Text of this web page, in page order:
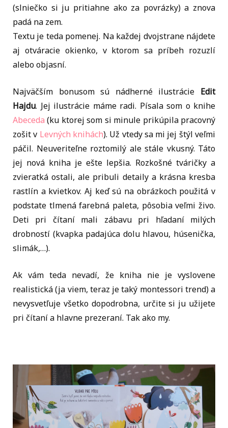
(slniečko si ju pritiahne ako za povrázky) a znova
padá na zem.
Textu je teda pomenej. Na každej dvojstrane nájdete
aj otváracie okienko, v ktorom sa príbeh rozuzlí
alebo objasní.
Najväčším bonusom sú nádherné ilustrácie Edit
Hajdu. Jej ilustrácie máme radi. Písala som o knihe
Abeceda (ku ktorej som si minule prikúpila pracovný
zošit v Levných knihách). Už vtedy sa mi jej štýl veľmi
páčil. Neuveriteľne roztomilý ale stále vkusný. Táto
jej nová kniha je ešte lepšia. Rozkošné tváričky a
zvieratká ostali, ale pribuli detaily a krásna kresba
rastlín a kvietkov. Aj keď sú na obrázkoch použitá v
podstate tlmená farebná paleta, pôsobia veľmi živo.
Deti pri čítaní mali zábavu pri hľadaní milých
drobností (kvapka padajúca dolu hlavou, húsenička,
slimák,…).
Ak vám teda nevadí, že kniha nie je vyslovene
realistická (ja viem, teraz je taký montessori trend) a
nevysvetľuje všetko dopodrobna, určite si ju užijete
pri čítaní a hlavne prezeraní. Tak ako my.